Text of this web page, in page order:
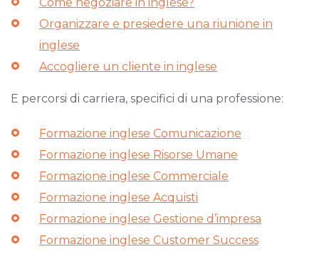
Organizzare e presiedere una riunione in
inglese
Accogliere un cliente in inglese
E percorsi di carriera, specifici di una professione:
Formazione inglese Comunicazione
Formazione inglese Risorse Umane
Formazione inglese Commerciale
Formazione inglese Acquisti
Formazione inglese Gestione d’impresa
Formazione inglese Customer Success